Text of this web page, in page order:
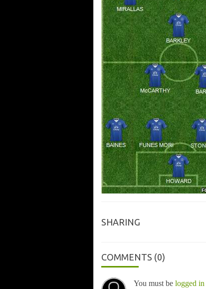
SHARING
COMMENTS (0)
You must be logged in